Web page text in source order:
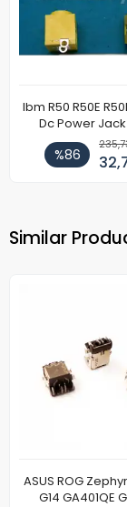
Ibm R50 R50E
Dc Power
%86
Similar
ASUS ROG
G14 GA401QE